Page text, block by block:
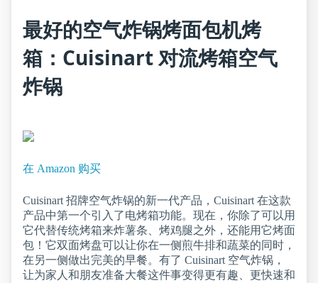
最好的空气炸锅烤面包机烤
箱：Cuisinart 对流烤箱空气
炸锅
在 Amazon 购买
Cuisinart 招牌空气炸锅的新一代产品，Cuisinart 在这款
产品中第一个引入了电烤箱功能。现在，你除了可以用
它代替传统烤箱来炸薯条、烤鸡腿之外，还能用它烤面
包！它双面烤盘可以让你在一侧煎牛排和蔬菜的同时，
在另一侧做出完美的早餐。有了 Cuisinart 空气炸锅，
让为家人和朋友准备大餐这件事变得更有趣、更快速和